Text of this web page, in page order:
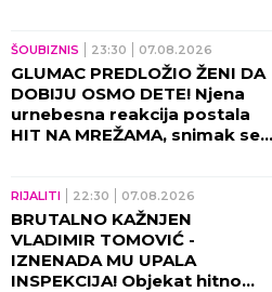
ŠOUBIZNIS 23:30 07.08.2026
GLUMAC PREDLOŽIO ŽENI DA
DOBIJU OSMO DETE! Njena
urnebesna reakcija postala
HIT NA MREŽAMA, snimak se
RIJALITI 22:30 07.08.2026
BRUTALNO KAŽNJEN
VLADIMIR TOMOVIĆ -
IZNENADA MU UPALA
INSPEKCIJA! Objekat hitno